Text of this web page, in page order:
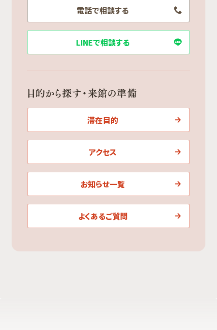
電話で相談する
LINEで相談する
目的から探す・来館の準備
滞在目的
アクセス
お知らせ一覧
よくあるご質問